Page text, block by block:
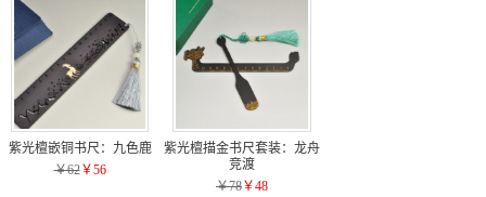
紫光檀嵌铜书尺：九色鹿
￥62￥56
紫光檀描金书尺套装：龙舟
竞渡
￥78￥48